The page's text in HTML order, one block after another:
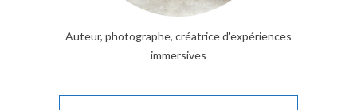
Auteur, photographe, créatrice d'expériences
immersives